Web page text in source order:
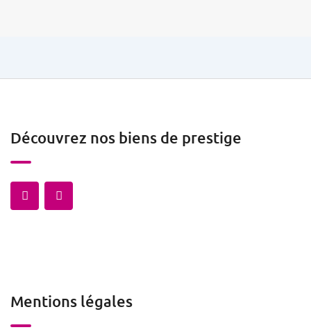
Découvrez nos biens de prestige
Mentions légales